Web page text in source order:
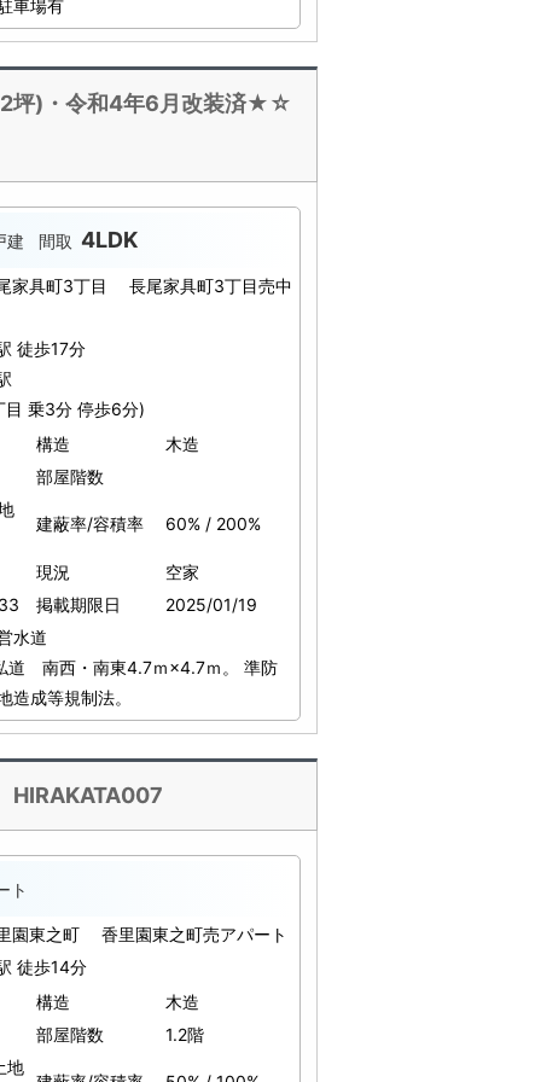
車場有
坪)・令和4年6月改装済★☆
建 間取 4LDK
家具町3丁目 長尾家具町3丁目売中
徒歩17分
目 乗3分 停歩6分)
構造
木造
部屋階数
建蔽率/容積率 60% / 200%
現況
空家
掲載期限日
2025/01/19
水道
道 南西・南東4.7ｍ×4.7ｍ。 準防
造成等規制法。
HIRAKATA007
ト
園東之町 香里園東之町売アパート
徒歩14分
構造
木造
部屋階数
1.2階
地